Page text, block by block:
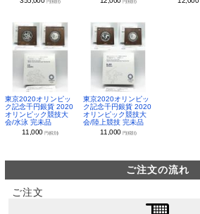
円(税別) 円(税別)
東京2020オリンピッ
ク記念千円銀貨 2020
オリンピック競技大
会/水泳 完未品
11,000円(税別)
東京2020オリンピッ
ク記念千円銀貨 2020
オリンピック競技大
会/陸上競技 完未品
11,000 円(税別)
ご注文の流れ
ご注文